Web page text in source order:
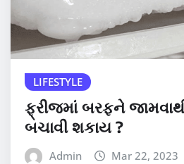
LIFESTYLE
ફ્રીજમાં બરફને
બચાવી શકાય ?
Admin Mar 22, 2023